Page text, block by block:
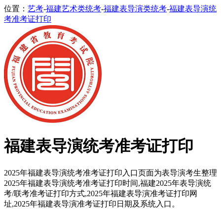
位置： 艺考-福建艺术类统考-福建表导演类统考-福建表导演统
考准考证打印
福建表导演统考准考证打印
2025年福建表导演统考准考证打印入口页面为表导演考生整理
2025年福建表导演统考准考证打印时间,福建2025年表导演统
考/联考准考证打印方式,2025年福建表导演准考证打印网
址,2025年福建表导演准考证打印日期及系统入口。